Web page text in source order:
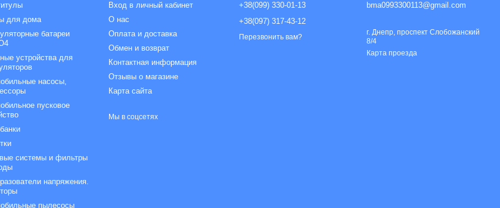
для дома
батареи
устройства для
насосы,
пусковое
системы и фильтры
напряжения.
пылесосы
Вход в личный кабинет
О нас
Оплата и доставка
Обмен и возврат
Контактная информация
Отзывы о магазине
Карта сайта
Мы в соцсетях
+38(099) 330-01-13
+38(097) 317-43-12
Перезвонить вам?
bma0993300113@gmail.com
г. Днепр, проспект Слобожанский
8/4
Карта проезда